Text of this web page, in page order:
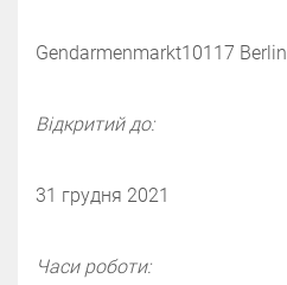
Gendarmenmarkt‌‌10117 Berlin‌‌
Відкритий до:
31 грудня 2021
Часи роботи: